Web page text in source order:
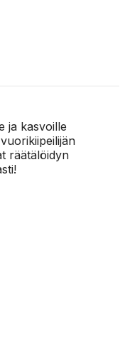
ja kasvoille
räätälöidyn